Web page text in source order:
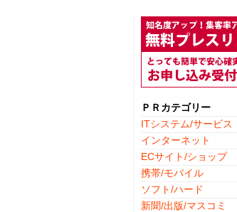
ＰＲカテゴリー
ITシステム/サービス
インターネット
ECサイト/ショップ
携帯/モバイル
ソフト/ハード
新聞/出版/マスコミ